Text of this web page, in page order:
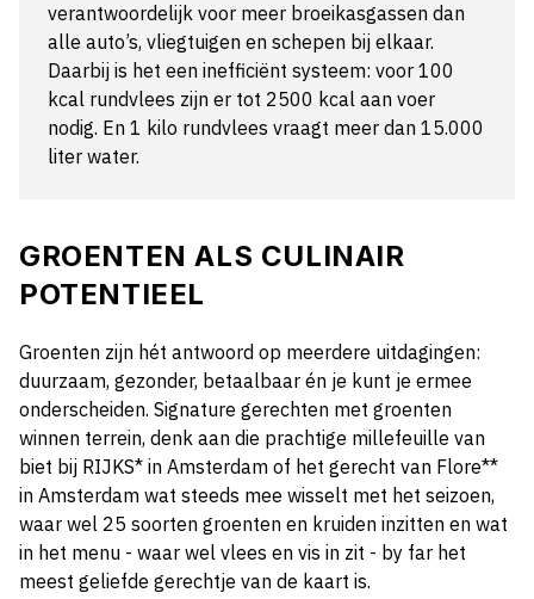
verantwoordelijk voor meer broeikasgassen dan
alle auto’s, vliegtuigen en schepen bij elkaar.
Daarbij is het een inefficiënt systeem: voor 100
kcal rundvlees zijn er tot 2500 kcal aan voer
nodig. En 1 kilo rundvlees vraagt meer dan 15.000
liter water.
GROENTEN ALS CULINAIR
POTENTIEEL
Groenten zijn hét antwoord op meerdere uitdagingen:
duurzaam, gezonder, betaalbaar én je kunt je ermee
onderscheiden. Signature gerechten met groenten
winnen terrein, denk aan die prachtige millefeuille van
biet bij RIJKS* in Amsterdam of het gerecht van Flore**
in Amsterdam wat steeds mee wisselt met het seizoen,
waar wel 25 soorten groenten en kruiden inzitten en wat
in het menu - waar wel vlees en vis in zit - by far het
meest geliefde gerechtje van de kaart is.